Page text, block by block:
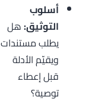
أسلوب
التوثيق:هل
يطلب مستندات
ويقيّم الأدلة
قبل إعطاء
توصية؟